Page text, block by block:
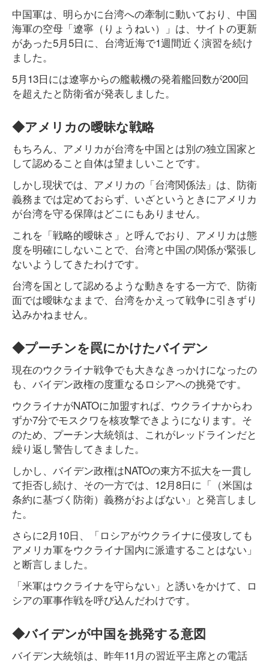
中国軍は、明らかに台湾への牽制に動いており、中国
海軍の空母「遼寧（りょうねい）」は、サイトの更新
があった5月5日に、台湾近海で1週間近く演習を続け
ました。
5月13日には遼寧からの艦載機の発着艦回数が200回
を超えたと防衛省が発表しました。
◆アメリカの曖昧な戦略
もちろん、アメリカが台湾を中国とは別の独立国家と
して認めること自体は望ましいことです。
しかし現状では、アメリカの「台湾関係法」は、防衛
義務までは定めておらず、いざというときにアメリカ
が台湾を守る保障はどこにもありません。
これを「戦略的曖昧さ」と呼んでおり、アメリカは態
度を明確にしないことで、台湾と中国の関係が緊張し
ないようしてきたわけです。
台湾を国として認めるような動きをする一方で、防衛
面では曖昧なままで、台湾をかえって戦争に引きずり
込みかねません。
◆プーチンを罠にかけたバイデン
現在のウクライナ戦争でも大きなきっかけになったの
も、バイデン政権の度重なるロシアへの挑発です。
ウクライナがNATOに加盟すれば、ウクライナからわ
ずか7分でモスクワを核攻撃できようになります。そ
のため、プーチン大統領は、これがレッドラインだと
繰り返し警告してきました。
しかし、バイデン政権はNATOの東方不拡大を一貫し
て拒否し続け、その一方では、12月8日に「（米国は
条約に基づく防衛）義務がおよばない」と発言しまし
た。
さらに2月10日、「ロシアがウクライナに侵攻しても
アメリカ軍をウクライナ国内に派遣することはない」
と断言しました。
「米軍はウクライナを守らない」と誘いをかけて、ロ
シアの軍事作戦を呼び込んだわけです。
◆バイデンが中国を挑発する意図
バイデン大統領は、昨年11月の習近平主席との電話